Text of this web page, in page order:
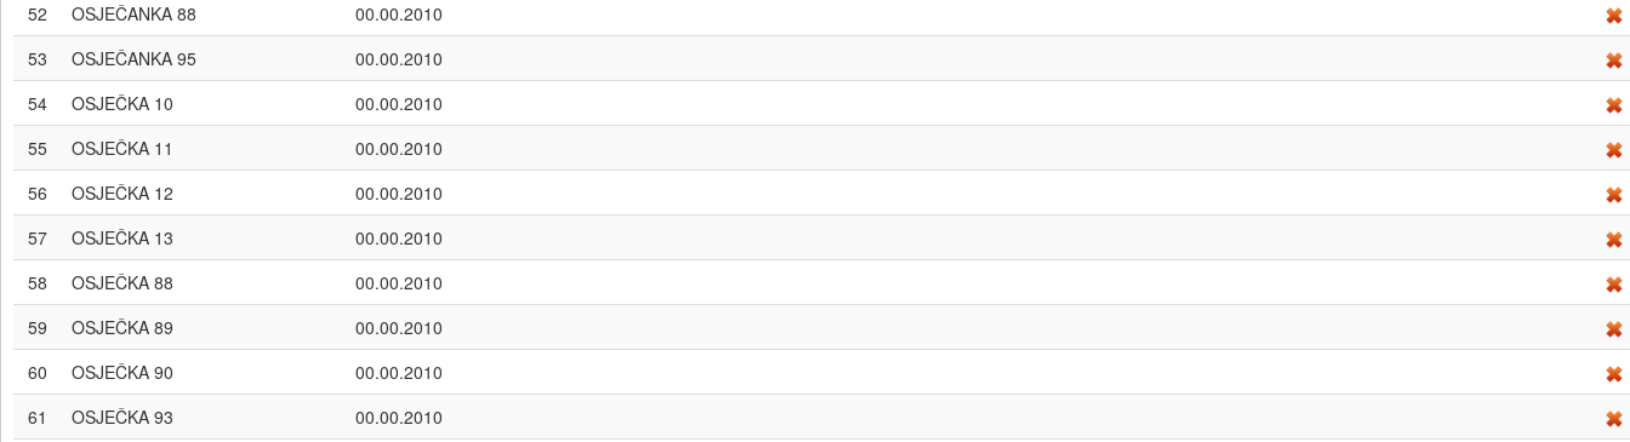
52
OSJEČANKA 88
00.00.2010
53
OSJEČANKA 95
00.00.2010
54
OSJEČKA 10
00.00.2010
55
OSJEČKA 11
00.00.2010
56
OSJEČKA 12
00.00.2010
57
OSJEČKA 13
00.00.2010
58
OSJEČKA 88
00.00.2010
59
OSJEČKA 89
00.00.2010
60
OSJEČKA 90
00.00.2010
61
OSJEČKA 93
00.00.2010